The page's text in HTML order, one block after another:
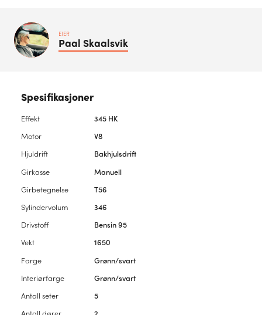
EIER
Paal Skaalsvik
Spesifikasjoner
Effekt
345 HK
Motor
V8
Hjuldrift
Bakhjulsdrift
Girkasse
Manuell
Girbetegnelse
T56
Sylindervolum
346
Drivstoff
Bensin 95
Vekt
1650
Farge
Grønn/svart
Interiørfarge
Grønn/svart
Antall seter
5